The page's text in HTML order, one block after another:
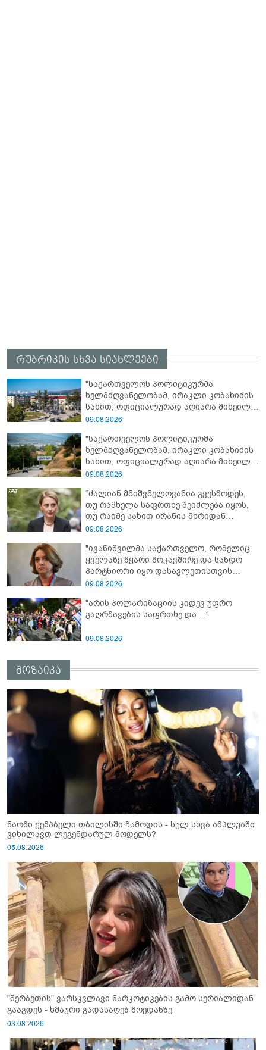
რუბრიკის სხვა სიახლეები
"საქართველოს პოლიტიკურმა
ხელმძღვანელობამ, ირაკლი კობახიძის
სახით, ოფიციალურად აღიარა მიხეილ
სააკაშვილი სამხედრო აგრესიის
პასუხისმგებლობა უნდა დაეკისროს
ქვეყანას"
09.08.2026
"საქართველოს პოლიტიკურმა
ხელმძღვანელობამ, ირაკლი კობახიძის
სახით, ოფიციალურად აღიარა მიხეილ
სააკაშვილი სამხედრო აგრესიის
აგვისტოს ომზე პასუხისმგებლობა უნდა
დაეკისროს ქვეყანას" - ოკუპირებული
ცხინვალის ე.წ. საგარეო უწყება
09.08.2026
“ძალიან მნიშვნელოვანია გვესმოდეს,
თუ რამხელა საფრთხე შეიძლება იყოს,
თუ რაიმე სახით ირანის მხრიდან
ფინანსური ინსტიტუტები აძლიერებს
ანტიეროვნული ხელისუფლების
ფინანსურ სტაბილურობას“ - ხატია
დეკანოიძე
09.08.2026
"ივანიშვილმა საქართველო, რომელიც
ყველაზე მყარი მოკავშირე და სანდო
პარტნიორი იყო დასავლეთისთვის
რეგიონში, რუსეთის და ირანის
სამრეცხაოდ აქცია"
09.08.2026
"არის პოლარიზაციის კიდევ უფრო
გაღრმავების საფრთხე და ...“
09.08.2026
მოზაიკა
ნაომი ქემპბელი თბილისში ჩამოდის - სულ სხვა ამპლუაში
ვიხილავთ ლეგენდარულ მოდელს?
05.08.2026
"შერბეთის" ვარსკვლავი ნარკოტიკების გამო სერიალიდან
გააგდეს - ხმაური გადასაღებ მოედანზე
03.08.2026